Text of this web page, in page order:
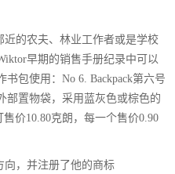
的农夫、林业工作者或是学校
早期的销售手册纪录中可以
包使用：No 6. Backpack第六号
部置物袋，采用蓝灰色或棕色的
价10.80克朗，每一个售价0.90
向，并注册了他的商标